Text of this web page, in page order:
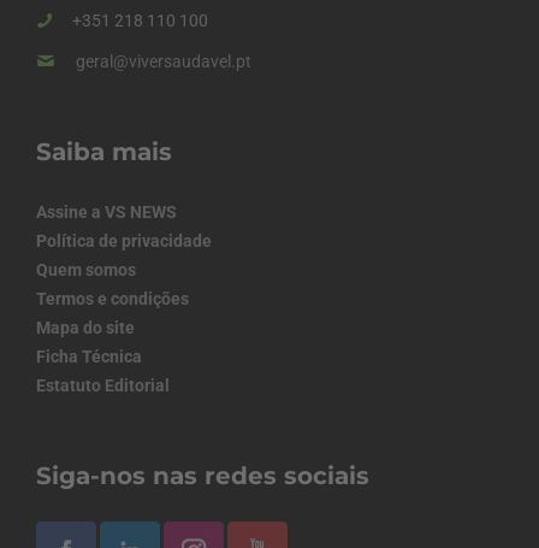
+351 218 110 100
geral@viversaudavel.pt
Saiba mais
Assine a VS NEWS
Política de privacidade
Quem somos
Termos e condições
Mapa do site
Ficha Técnica
Estatuto Editorial
Siga-nos nas redes sociais